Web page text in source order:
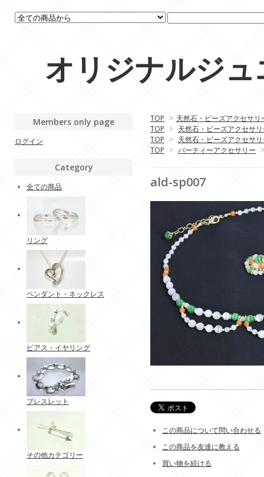
オリジナルジ
TOP > 天然石・ビーズアクセサリ
TOP > 天然石・ビーズアクセサ
TOP > 天然石・ビーズアクセサ
TOP > パーティーアクセサリー >
ald-sp007
この商品について問い合わせる
この商品を友達に教える
買い物を続ける
Members only page
ログイン
Category
全ての商品
リング
ペンダント・ネックレス
ピアス・イヤリング
ブレスレット
その他カテゴリー